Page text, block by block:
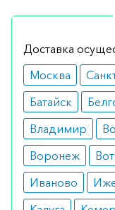
Принимается
Показания
болезнь
деменция.
препарату;
язвенная
Доставка
Москва
Батайск
Владимир
Воронеж
Иваново